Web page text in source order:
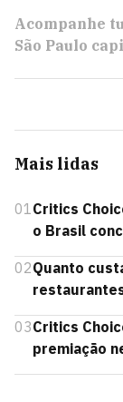
Acompanhe
São Paulo
Mais lidas
01Critics
o Brasil
02Quanto
03Critics
premiação